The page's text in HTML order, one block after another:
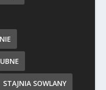
STAJNIA SOWLANY